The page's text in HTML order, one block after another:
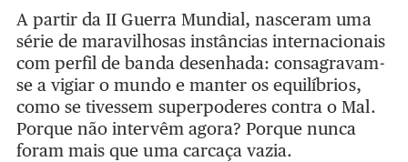
A partir da II Guerra Mundial, nasceram uma
série de maravilhosas instâncias internacionais
com perfil de banda desenhada: consagravam-
se a vigiar o mundo e manter os equilíbrios,
como se tivessem superpoderes contra o Mal.
Porque não intervêm agora? Porque nunca
foram mais que uma carcaça vazia.